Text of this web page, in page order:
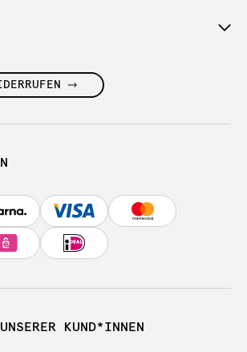
UNSERER KUND*INNEN